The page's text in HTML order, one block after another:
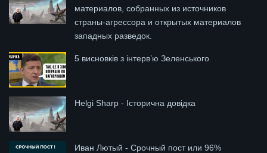
материалов, собранных из источников
страны-агрессора и открытых материалов
западных разведок.
5 висновків з інтерв’ю Зеленського
Helgi Sharp - Історична довідка
Иван Лютый - Срочный пост или 96%